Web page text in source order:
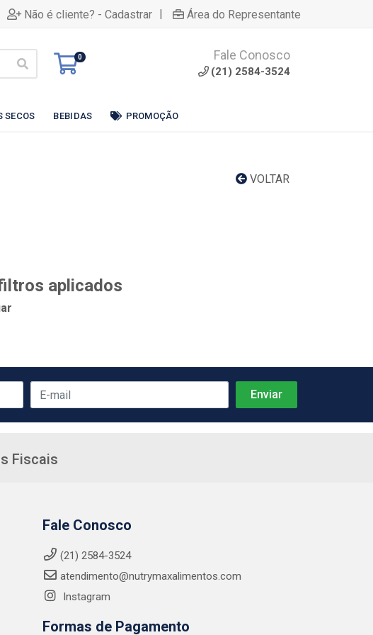
Não é cliente? - Cadastrar | Área do Representante
0 Fale Conosco
(21) 2584-3524
SECOS BEBIDAS PROMOÇÃO
VOLTAR
aplicados
Fiscais
Fale Conosco
(21) 2584-3524
atendimento@nutrymaxalimentos.com
Instagram
Formas de Pagamento